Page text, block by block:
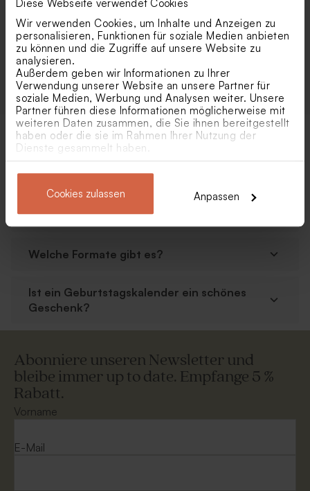
Diese Webseite verwendet Cookies
Wir verwenden Cookies, um Inhalte und Anzeigen zu
personalisieren, Funktionen für soziale Medien anbieten
zu können und die Zugriffe auf unsere Website zu
analysieren.
Außerdem geben wir Informationen zu Ihrer
Verwendung unserer Website an unsere Partner für
soziale Medien, Werbung und Analysen weiter. Unsere
Partner führen diese Informationen möglicherweise mit
weiteren Daten zusammen, die Sie ihnen bereitgestellt
haben oder die sie im Rahmen Ihrer Nutzung der
Dienste gesammelt haben.
Cookies zulassen Anpassen
Motiven. Ob quadratisch, im A3-Format oder als origineller
Kalender mit Holzsockel: Bei Tadaaz findest du den passenden
Geburtstagskalender für jeden Geschmack.
Eine persönliche Geschenkidee
Wie gestalte ich einen
Geburtstagskalender?
Kann ich meinen Geburtstagskalender
mit eigenen Fotos gestalten?
Welche Formate gibt es?
Ist ein Geburtstagskalender ein schönes
Geschenk?
Abonniere unseren Newsletter und
bleibe immer up to date. Empfange 5 %
Rabatt.
Vorname
E-Mail